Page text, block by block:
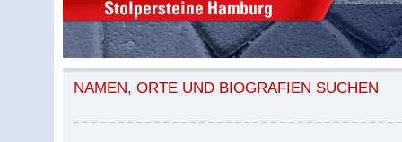
NAMEN, ORTE UND BIOGRAFIEN SUCHEN